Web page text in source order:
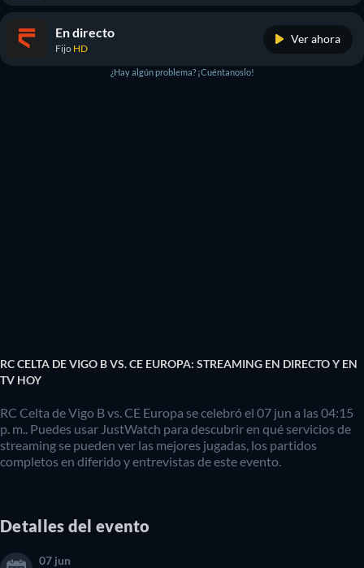
En directo
Fijo HD
Ver ahora
¿Hay algún problema? ¡Cuéntanoslo!
RC CELTA DE VIGO B VS. CE EUROPA: STREAMING EN DIRECTO Y EN
TV HOY
RC Celta de Vigo B vs. CE Europa se celebró el 07 jun a las 04:15
p. m.. Puedes usar JustWatch para descubrir en qué servicios de
streaming se pueden ver las mejores jugadas, los partidos
completos en diferido y entrevistas de este evento.
Detalles del evento
07 jun